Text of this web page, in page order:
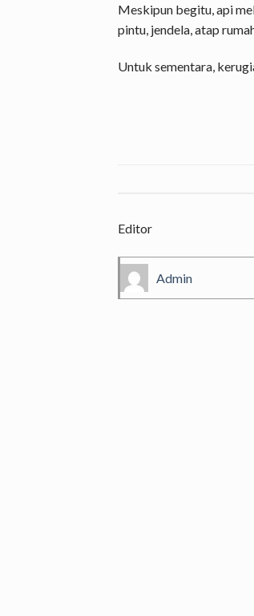
Meskipun begitu, api
pintu, jendela, atap
Untuk sementara,
Editor
Admin